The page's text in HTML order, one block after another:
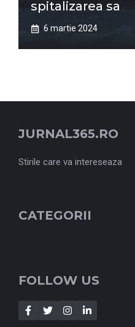
spitalizarea sa
6 martie 2024
JURNAL365.RO
Stirile care va intereseaza
CATEGORII
FOLLOW US